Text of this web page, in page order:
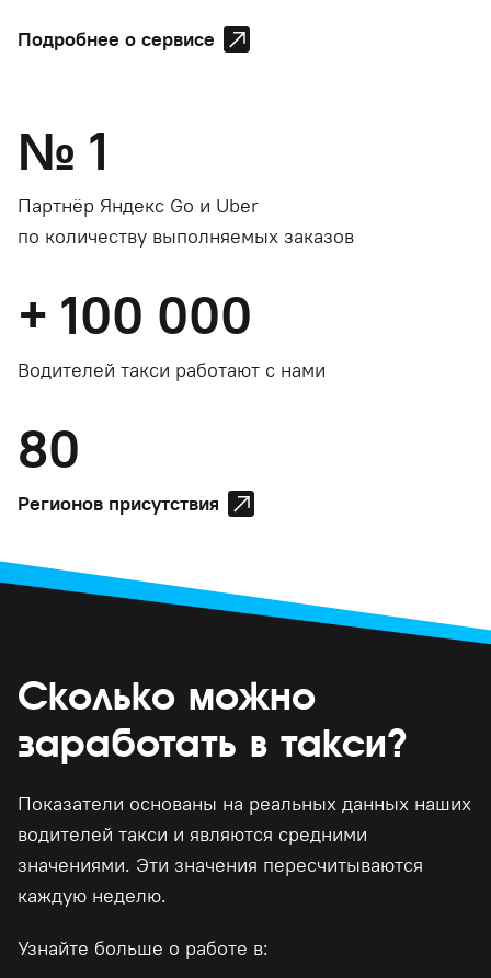
Подробнее о сервисе
№ 1
Партнёр Яндекс Go и Uber
по количеству выполняемых заказов
+ 100 000
Водителей такси работают с нами
80
Регионов присутствия
Сколько можно
заработать в такси?
Показатели основаны на реальных данных наших
водителей такси и являются средними
значениями. Эти значения пересчитываются
каждую неделю.
Узнайте больше о работе в: